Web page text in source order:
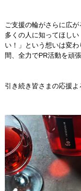
ご支援の輪がさらに広
多くの人に知ってほし
い！」という想いは変
間、全力でPR活動を頑
引き続き皆さまの応援よ